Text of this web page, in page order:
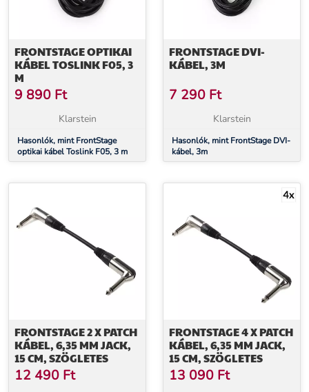
FRONTSTAGE OPTIKAI
KÁBEL TOSLINK F05, 3
M
9 890 Ft
Klarstein
Hasonlók, mint FrontStage
optikai kábel Toslink F05, 3 m
FRONTSTAGE DVI-
KÁBEL, 3M
7 290 Ft
Klarstein
Hasonlók, mint FrontStage DVI-
kábel, 3m
FRONTSTAGE 2 X PATCH
KÁBEL, 6,35 MM JACK,
15 CM, SZÖGLETES
12 490 Ft
FRONTSTAGE 4 X PATCH
KÁBEL, 6,35 MM JACK,
15 CM, SZÖGLETES
13 090 Ft